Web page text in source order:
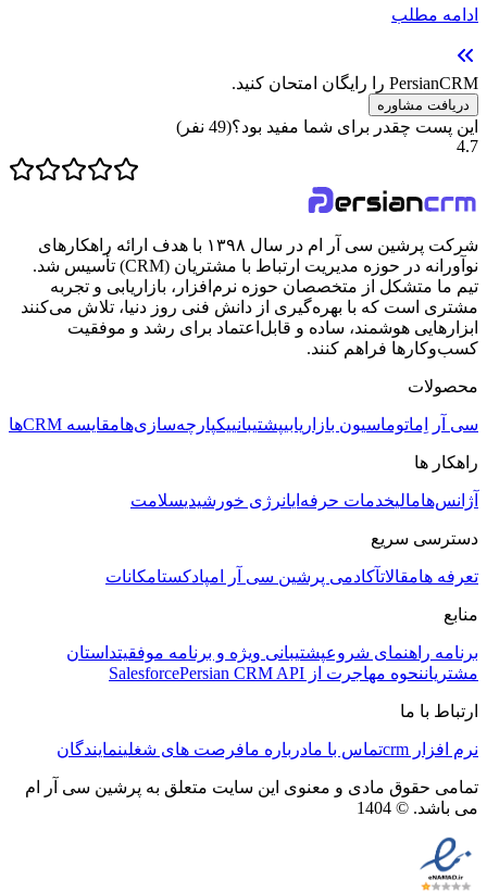
ادامه مطلب
PersianCRM را رایگان امتحان کنید.
دریافت مشاوره
این پست چقدر برای شما مفید بود؟(
49 نفر)
4.7
شرکت پرشین سی آر ام در سال ۱۳۹۸ با هدف ارائه راهکارهای
نوآورانه در حوزه مدیریت ارتباط با مشتریان (CRM) تأسیس شد.
تیم ما متشکل از متخصصان حوزه نرم‌افزار، بازاریابی و تجربه
مشتری است که با بهره‌گیری از دانش فنی روز دنیا، تلاش می‌کنند
ابزارهایی هوشمند، ساده و قابل‌اعتماد برای رشد و موفقیت
کسب‌وکارها فراهم کنند.
محصولات
سی آر اِماتوماسیون بازاریابیپشتیبانییکپارچه‌سازی‌هامقایسه CRMها
راهکار ها
آژانس‌هامالیخدمات حرفه‌ایانرژی خورشیدیسلامت
دسترسی سریع
تعرفه هامقالاتآکادمی پرشین سی آر امپادکستامکانات
منابع
برنامه راهنمای شروعپشتیبانی ویژه و برنامه موفقیتداستان
مشتریاننحوه مهاجرت از Salesforce Persian CRM API
ارتباط با ما
نرم افزار crm تماس با مادرباره مافرصت های شغلینمایندگان
تمامی حقوق مادی و معنوی این سایت متعلق به پرشین سی آر ام
می باشد. © 1404